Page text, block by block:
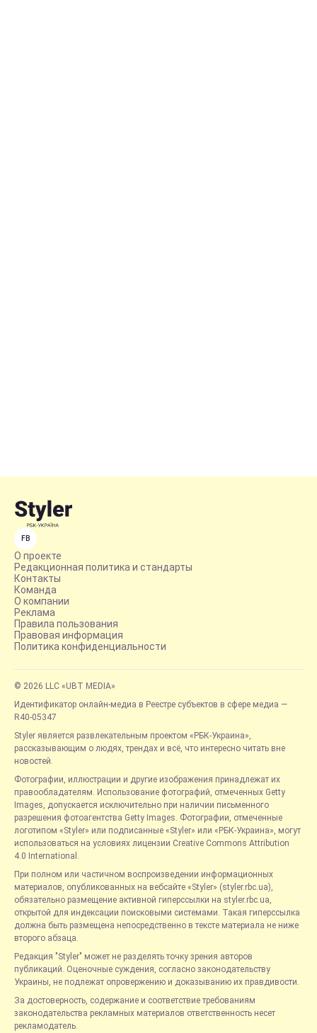
FB
О проекте
Редакционная политика и стандарты
Контакты
Команда
О компании
Реклама
Правила пользования
Правовая информация
Политика конфиденциальности
© 2026 LLC «UBT MEDIA»
Идентификатор онлайн-медиа в Реестре субъектов в сфере медиа —
R40-05347
Styler является развлекательным проектом «РБК-Украина»,
рассказывающим о людях, трендах и всё, что интересно читать вне
новостей.
Фотографии, иллюстрации и другие изображения принадлежат их
правообладателям. Использование фотографий, отмеченных Getty
Images, допускается исключительно при наличии письменного
разрешения фотоагентства Getty Images. Фотографии, отмеченные
логотипом «Styler» или подписанные «Styler» или «РБК-Украина», могут
использоваться на условиях лицензии Creative Commons Attribution
4.0 International.
При полном или частичном воспроизведении информационных
материалов, опубликованных на вебсайте «Styler» (styler.rbc.ua),
обязательно размещение активной гиперссылки на styler.rbc.ua,
открытой для индексации поисковыми системами. Такая гиперссылка
должна быть размещена непосредственно в тексте материала не ниже
второго абзаца.
Редакция "Styler" может не разделять точку зрения авторов
публикаций. Оценочные суждения, согласно законодательству
Украины, не подлежат опровержению и доказыванию их правдивости.
За достоверность, содержание и соответствие требованиям
законодательства рекламных материалов ответственность несет
рекламодатель.